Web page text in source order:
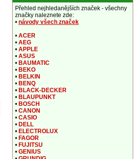
Přehled nejhledanějších značek - všechny
značky naleznete zde:
• návody všech značek
• ACER
• AEG
• APPLE
• ASUS
• BAUMATIC
• BEKO
• BELKIN
• BENQ
• BLACK-DECKER
• BLAUPUNKT
• BOSCH
• CANON
• CASIO
• DELL
• ELECTROLUX
• FAGOR
• FUJITSU
• GENIUS